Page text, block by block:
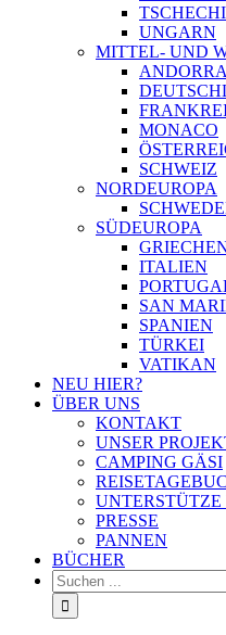
UNGARN
MITTEL- UND
ANDORRA
MONACO
SCHWEIZ
NORDEUROPA
SÜDEUROPA
ITALIEN
SAN
SPANIEN
TÜRKEI
VATIKAN
NEU HIER?
ÜBER UNS
KONTAKT
UNSER
CAMPING GÄSI
UNTERSTÜTZE
PRESSE
PANNEN
BÜCHER
Suche
nach: